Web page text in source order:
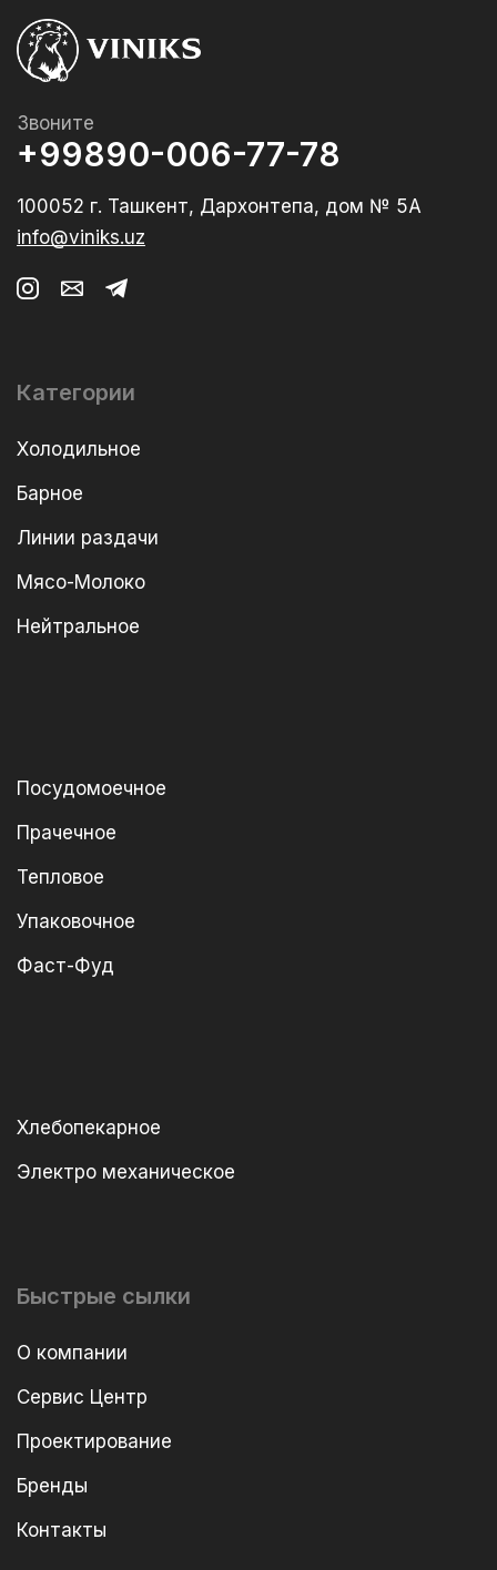
Звоните
+99890-006-77-78
100052 г. Ташкент, Дархонтепа, дом № 5А
info@viniks.uz
Категории
Холодильное
Барное
Линии раздачи
Мясо-Молоко
Нейтральное
Посудомоечное
Прачечное
Тепловое
Упаковочное
Фаст-Фуд
Хлебопекарное
Электро механическое
Быстрые сылки
О компании
Сервис Центр
Проектирование
Бренды
Контакты